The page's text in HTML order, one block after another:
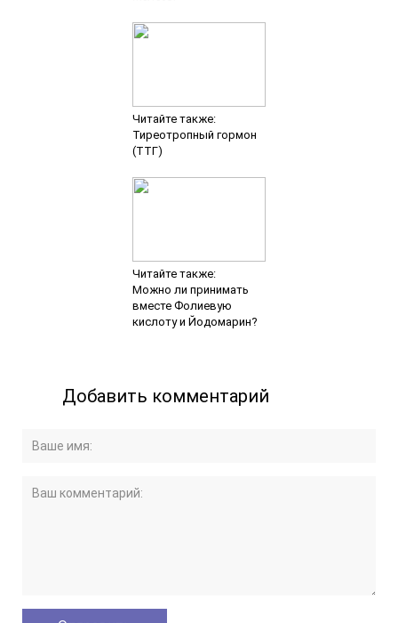
Читайте также:
Тиреотропный гормон
(ТТГ)
Читайте также:
Можно ли принимать
вместе Фолиевую
кислоту и Йодомарин?
Добавить комментарий